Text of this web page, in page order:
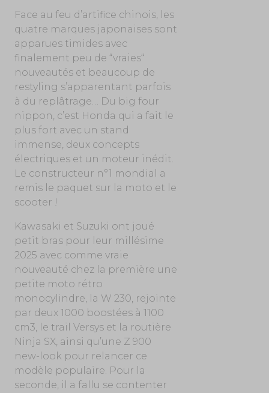
Face au feu d’artifice chinois, les
quatre marques japonaises sont
apparues timides avec
finalement peu de “vraies“
nouveautés et beaucoup de
restyling s’apparentant parfois
à du replâtrage… Du big four
nippon, c’est Honda qui a fait le
plus fort avec un stand
immense, deux concepts
électriques et un moteur inédit.
Le constructeur n°1 mondial a
remis le paquet sur la moto et le
scooter !
Kawasaki et Suzuki ont joué
petit bras pour leur millésime
2025 avec comme vraie
nouveauté chez la première une
petite moto rétro
monocylindre, la W 230, rejointe
par deux 1000 boostées à 1100
cm3, le trail Versys et la routière
Ninja SX, ainsi qu’une Z 900
new-look pour relancer ce
modèle populaire. Pour la
seconde, il a fallu se contenter